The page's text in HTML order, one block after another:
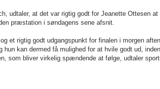
udtaler, at det var rigtig godt for Jeanette Ottesen
præstation i søndagens sene afsnit.
et rigtig godt udgangspunkt for finalen i morgen
hun kan dermed få mulighed for at hvile godt ud,
som bliver virkelig spændende at følge, udtaler